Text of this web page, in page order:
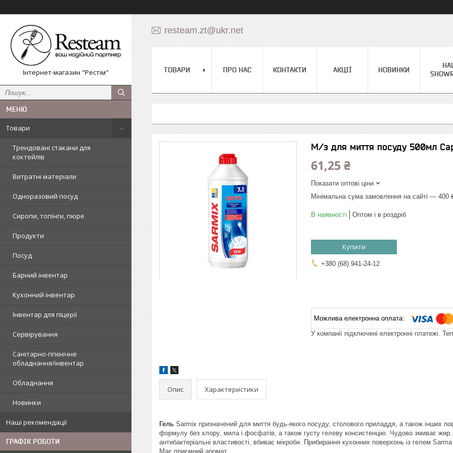
Інтернет-магазин "Рестім"
Товари
Трендовані стакани для
коктейлів
Витратні матеріали
Одноразовий посуд
Сиропи, топінги, пюре
Продукти
Посуд
Барний інвентар
Кухонний інвентар
Інвентар для піцерії
Сервірування
Санітарно-гігієнічне
обладнання/інвентар
Обладнання
Новинки
Наші рекомендації
ГРАФІК РОБОТИ
resteam.zt@ukr.net
ТОВАРИ ПРО НАС КОНТАКТИ АКЦІЇ НОВИНКИ
М/з для миття посуду 500мл
61,25 ₴
Показати оптові ціни
Мінімальна сума замовлення на сайті — 400
В наявності Оптом і в роздріб
Купити
+380 (68) 941-24-12
У компанії підключені електронні платежі.
Опис Характеристики
Гель Sarmix призначений для миття будь-якого посуду, столового приладдя, а також інших
формулу без хлору, мила і фосфатів, а також густу гелеву консистенцію. Чудово змиває
антибактеріальні властивості, вбиває мікроби. Прибирання кухонних поверхонь із гелем
Має приємний аромат.